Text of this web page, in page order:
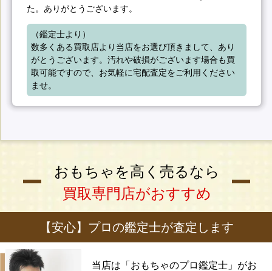
た。ありがとうございます。
（鑑定士より）
数多くある買取店より当店をお選び頂きまして、あり
がとうございます。汚れや破損がございます場合も買
取可能ですので、お気軽に宅配査定をご利用ください
ませ。
おもちゃを高く売るなら
買取専門店がおすすめ
【安心】プロの鑑定士が査定します
当店は「おもちゃのプロ鑑定士」がお